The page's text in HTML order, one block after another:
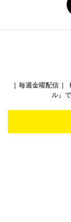
［ 毎週金曜配信
ル』